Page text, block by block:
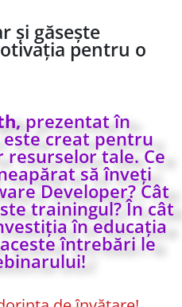
și găsește
pentru o
prezentat în
creat pentru
tale. Ce
să înveți
Developer? Cât
trainingul? În cât
în educația
întrebări le